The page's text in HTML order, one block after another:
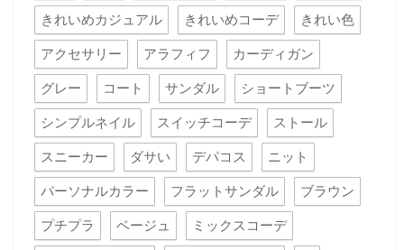
きれいめカジュアル きれいめコーデ きれい色
アクセサリー アラフィフ カーディガン
グレー コート サンダル ショートブーツ
シンプルネイル スイッチコーデ ストール
スニーカー ダサい デパコス ニット
パーソナルカラー フラットサンダル ブラウン
プチプラ ベージュ ミックスコーデ